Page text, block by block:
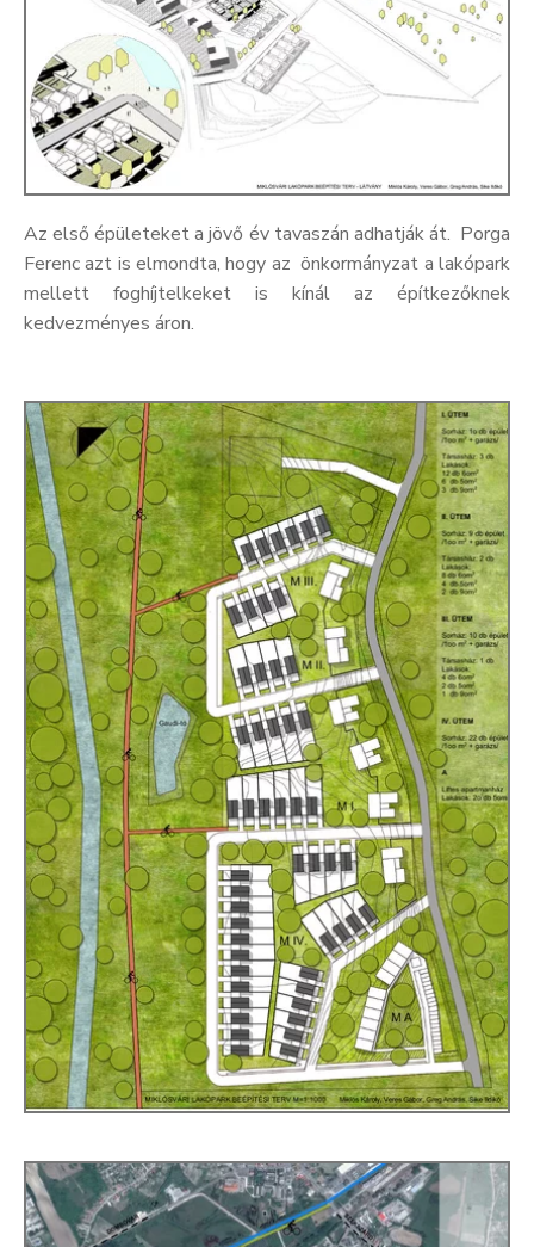
Az első épületeket a jövő év tavaszán adhatják át. Porga
Ferenc azt is elmondta, hogy az önkormányzat a lakópark
mellett foghíjtelkeket is kínál az építkezőknek
kedvezményes áron.